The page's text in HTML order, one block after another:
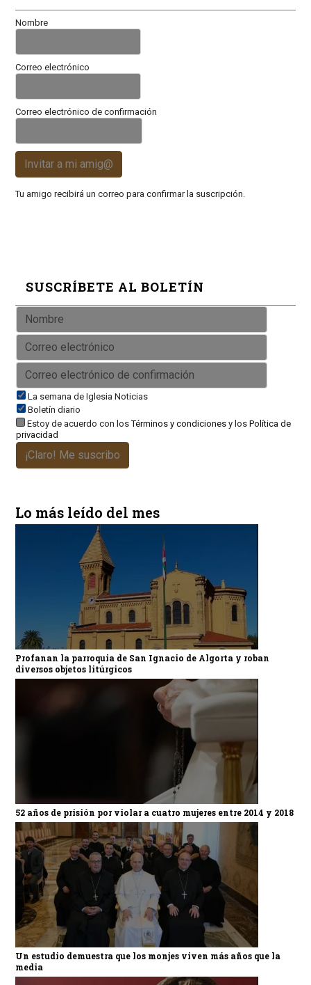
Nombre
Correo electrónico
Correo electrónico de confirmación
Invitar a mi amig@
Tu amigo recibirá un correo para confirmar la suscripción.
SUSCRÍBETE AL BOLETÍN
La semana de Iglesia Noticias
Boletín diario
Estoy de acuerdo con losTérminos y condicionesy los Política de
privacidad
¡Claro! Me suscribo
Lo más leído del mes
Profanan la parroquia de San Ignacio de Algorta y roban
diversos objetos litúrgicos
52 años de prisión por violar a cuatro mujeres entre 2014 y 2018
Un estudio demuestra que los monjes viven más años que la
media